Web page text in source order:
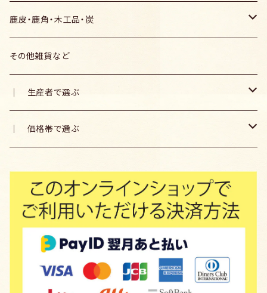
山椒オリーブ
味噌調味料
ゆず胡椒オリーブ
山椒オリーブ
徳用茶
｜価格で選ぶ｜1,301円以上/100g～
｜価格で選ぶ｜1,101～1,300円/100g
｜価格で選ぶ｜901～1100円/100g
｜価格で選ぶ｜401～700円/100g
｜価格で選ぶ｜～400円/100g以下
粉末しいたけ
乾燥たけのこ
切干大根
大根漬け
その他の漬け物
鹿皮・鹿角・木工品・炭
鹿皮・鹿角
木工品
木炭
その他雑貨など
｜ 生産者で選ぶ
（株）いずみ
（有）クラッチ
（一社）五家荘地域プロジェクト
山の台所 平川康太郎
｜ 価格帯で選ぶ
500～999円以下
1,000～2,999円以下
3,000～4,999円以下